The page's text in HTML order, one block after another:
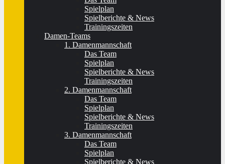
Spielplan
Spielberichte & News
Trainingszeiten
Damen-Teams
1. Damenmannschaft
Das Team
Spielplan
Spielberichte & News
Trainingszeiten
2. Damenmannschaft
Das Team
Spielplan
Spielberichte & News
Trainingszeiten
3. Damenmannschaft
Das Team
Spielplan
Spielberichte & News